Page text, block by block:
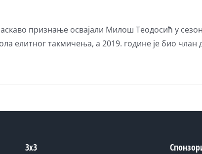
признање освајали Милош Теодосић у
елитног такмичења, а 2019. године је био члан
3x3